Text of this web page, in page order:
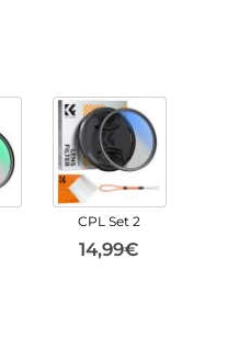
CPL Set 2
14,99€